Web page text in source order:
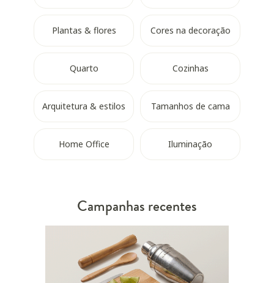
Plantas & flores Cores na decoração
Quarto Cozinhas
Arquitetura & estilos Tamanhos de cama
Home Office Iluminação
Campanhas recentes